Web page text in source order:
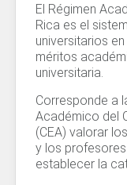
El Régimen
Rica es el
universitarios
méritos
universitaria.
Corresponde a
Académico del
(CEA) valorar
y los
establecer la